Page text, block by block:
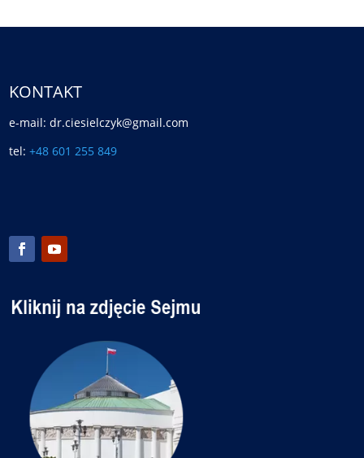
KONTAKT
e-mail: dr.ciesielczyk@gmail.com
tel:+48 601 255 849